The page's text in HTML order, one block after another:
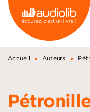
MENU
PIED DE PAGE
Accueil • Auteurs •